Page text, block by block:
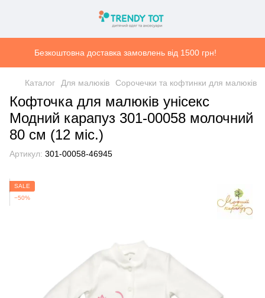
Безкоштовна доставка замовлень від 1500 грн!
Каталог Для малюків Сорочечки та кофтинки для малюків
Кофточка для малюків унісекс
Модний карапуз 301-00058 молочний
80 см (12 мiс.)
Артикул: 301-00058-46945
SALE
−50%